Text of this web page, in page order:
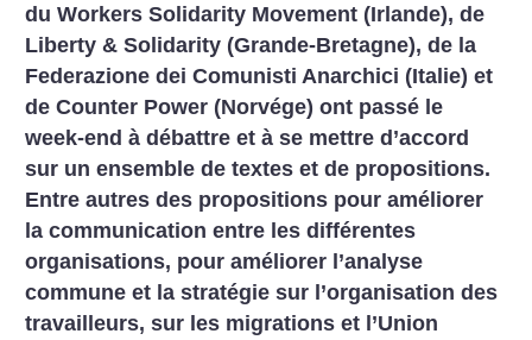
du Workers Solidarity Movement (Irlande), de
Liberty & Solidarity (Grande-Bretagne), de la
Federazione dei Comunisti Anarchici (Italie) et
de Counter Power (Norvége) ont passé le
week-end à débattre et à se mettre d’accord
sur un ensemble de textes et de propositions.
Entre autres des propositions pour améliorer
la communication entre les différentes
organisations, pour améliorer l’analyse
commune et la stratégie sur l’organisation des
travailleurs, sur les migrations et l’Union